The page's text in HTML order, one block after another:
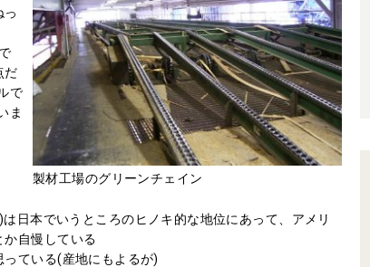
製材工場のグリーンチェイン
っ
だ
で
ま
日本でいうところのヒノキ的な地位にあって、アメリ
自慢している
ている(産地にもよるが)